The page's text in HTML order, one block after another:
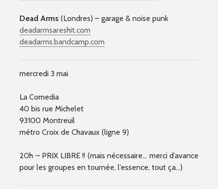
Dead Arms (Londres) – garage & noise punk
deadarmsareshit.com
deadarms.bandcamp.com
mercredi 3 mai
La Comedia
40 bis rue Michelet
93100 Montreuil
métro Croix de Chavaux (ligne 9)
20h – PRIX LIBRE !! (mais nécessaire… merci d’avance
pour les groupes en tournée, l’essence, tout ça…)